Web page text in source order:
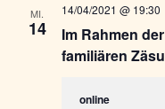
MI.
14
Im Rahmen
familiären
14/04/2021 @ 19:30
online